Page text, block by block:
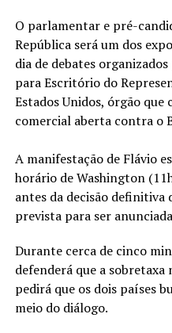
O parlamentar e pré-
República será um dos
dia de debates
para Escritório do
Estados Unidos, órgão que
comercial aberta contra o
A manifestação de Flávio
horário de Washington
antes da decisão definitiva
prevista para ser
Durante cerca de cinco
defenderá que a sobretaxa
pedirá que os dois países
meio do diálogo.